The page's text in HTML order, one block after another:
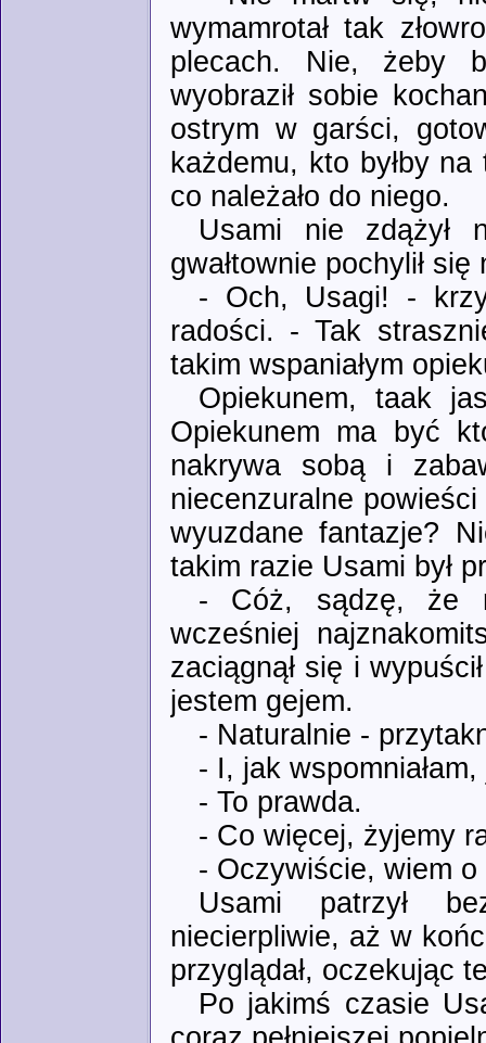
wymamrotał tak
plecach. Nie, żeby
wyobraził sobie
ostrym w garści,
każdemu, kto byłby
co należało do niego.
Usami nie zdążył
gwałtownie pochylił
- Och, Usagi! -
radości. - Tak
takim wspaniałym
Opiekunem, taak
Opiekunem ma być
nakrywa sobą i
niecenzuralne
wyuzdane fantazje?
takim razie Usami był
- Cóż, sądzę, że
wcześniej
zaciągnął się i
jestem gejem.
- Naturalnie -
- I, jak
- To prawda.
- Co więcej, żyjemy
- Oczywiście, wiem o
Usami patrzył
niecierpliwie, aż w
przyglądał, oczekując
Po jakimś czasie